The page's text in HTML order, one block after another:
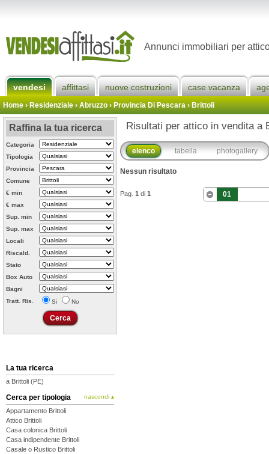
Annunci immobiliari per
vendesi affittasi nuove costruzioni case vacanza
Home› Residenziale › Abruzzo ›Provincia Di Pescara›Brittoli
Raffina la tua ricerca
Categoria
Tipologia
Provincia
Comune
€ min
€ max
Sup. min
Sup. max
Locali
Riscald.
Stato
Box Auto
Bagni
Tratt. Ris.
Si No
La tua ricerca
a Brittoli (PE)
Cerca per tipologia nascondi ▴
Appartamento Brittoli
Attico Brittoli
Casa colonica Brittoli
Casa indipendente Brittoli
Casale o Rustico Brittoli
Risultati per attico in vendita a
elenco tabella photogallery
Nessun risultato
Pag. 1 di 1 01